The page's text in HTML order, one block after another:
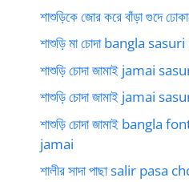
শাশুড়িকে জোর করে বাঁড়া গুদে
শাশুড়ি মা চোদা bangla
শাশুড়ি চোদা জামাই jamai
শাশুড়ি চোদা জামাই jamai
শাশুড়ি চোদা জামাই bangla
jamai
শালীর সাদা পাছা salir pasa